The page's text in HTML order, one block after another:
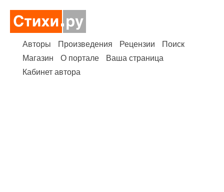
Авторы Произведения Рецензии
Поиск
Магазин
О портале
Ваша страница
Кабинет автора